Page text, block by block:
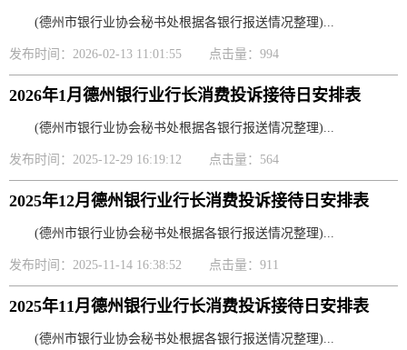
(德州市银行业协会秘书处根据各银行报送情况整理)...
发布时间：2026-02-13 11:01:55 点击量：994
2026年1月德州银行业行长消费投诉接待日安排表
(德州市银行业协会秘书处根据各银行报送情况整理)...
发布时间：2025-12-29 16:19:12 点击量：564
2025年12月德州银行业行长消费投诉接待日安排表
(德州市银行业协会秘书处根据各银行报送情况整理)...
发布时间：2025-11-14 16:38:52 点击量：911
2025年11月德州银行业行长消费投诉接待日安排表
(德州市银行业协会秘书处根据各银行报送情况整理)...